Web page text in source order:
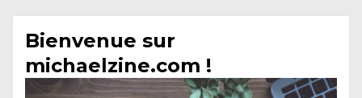
Bienvenue sur
michaelzine.com !